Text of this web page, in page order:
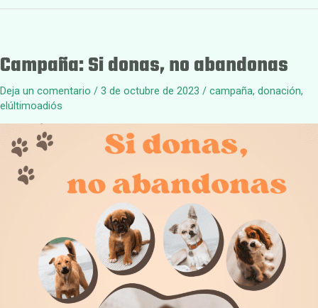
Campaña: Si donas, no abandonas
Deja un comentario / 3 de octubre de 2023 / campaña, donación,
elúltimoadiós